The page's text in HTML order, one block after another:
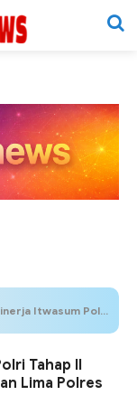
Fokuskan Pemeriksaan Lima Polres di Polda Papua
Tahap II
Lima Polres